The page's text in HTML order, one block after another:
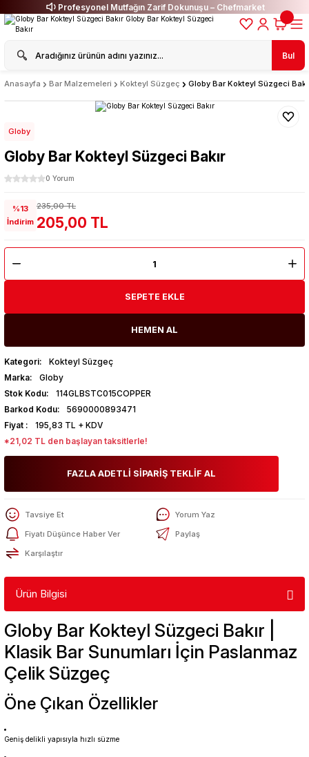
Profesyonel Mutfağın Zarif Dokunuşu – Chefmarket
Bul
Anasayfa Bar Malzemeleri Kokteyl Süzgeç Globy Bar Kokteyl Süzgeci
Globy
Globy Bar Kokteyl Süzgeci Bakır
0 Yorum
%13
İndirim
235,00 TL
205,00 TL
SEPETE EKLE
HEMEN AL
Kategori
Kokteyl Süzgeç
Marka
Globy
Stok Kodu
114GLBSTC015COPPER
Barkod Kodu
5690000893471
Fiyat
195,83 TL + KDV
*21,02 TL den başlayan taksitlerle!
FAZLA ADETLİ SİPARİŞ TEKLİF AL
Tavsiye Et
Yorum Yaz
Fiyatı Düşünce Haber Ver
Paylaş
Karşılaştır
Ürün Bilgisi
Globy Bar Kokteyl Süzgeci Bakır |
Klasik Bar Sunumları İçin Paslanmaz
Çelik Süzgeç
Öne Çıkan Özellikler
Geniş delikli yapısıyla hızlı süzme